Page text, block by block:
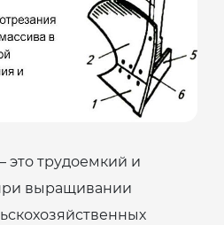
это трудоемкий и
выращивании